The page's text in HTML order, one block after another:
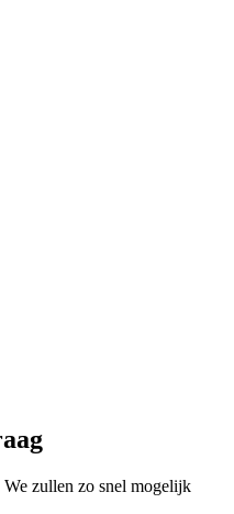
We zullen zo snel mogelijk